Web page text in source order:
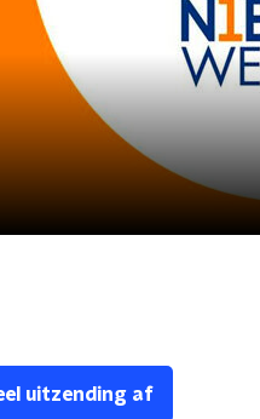
uitzending af